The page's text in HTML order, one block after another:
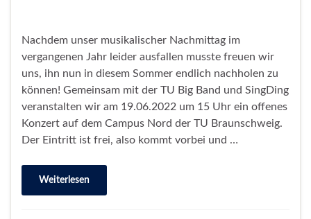
Nachdem unser musikalischer Nachmittag im
vergangenen Jahr leider ausfallen musste freuen wir
uns, ihn nun in diesem Sommer endlich nachholen zu
können! Gemeinsam mit der TU Big Band und SingDing
veranstalten wir am 19.06.2022 um 15 Uhr ein offenes
Konzert auf dem Campus Nord der TU Braunschweig.
Der Eintritt ist frei, also kommt vorbei und …
Weiterlesen